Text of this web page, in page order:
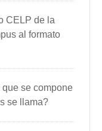
CELP de la
al formato
se compone
se llama?